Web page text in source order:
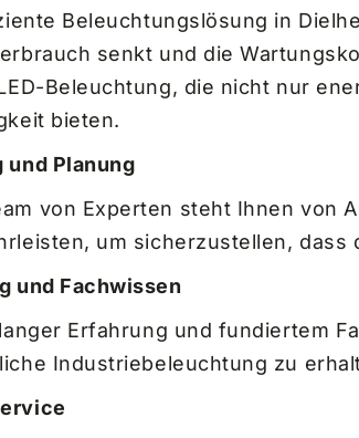
Beleuchtungslösung in
senkt und die
Beleuchtung, die nicht nur
bieten.
und Planung
von Experten steht Ihnen von
um sicherzustellen,
und Fachwissen
Erfahrung und fundiertem
Industriebeleuchtung zu